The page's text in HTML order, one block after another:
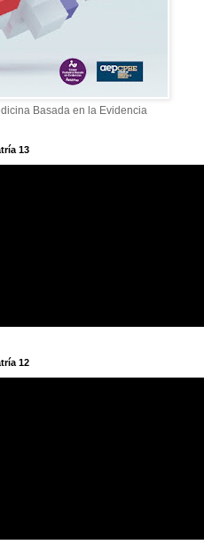
Basada en la Evidencia
13
12